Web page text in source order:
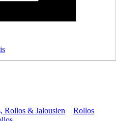
Rollos & Jalousien
Rollos